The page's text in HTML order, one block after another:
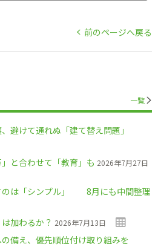
前のページへ戻る
一覧
避けて通れぬ「建て替え問題」
と合わせて「教育」も 2026年7月27日
のは「シンプル」 8月にも中間整理
加わるか？ 2026年7月13日
備え、優先順位付け取り組みを